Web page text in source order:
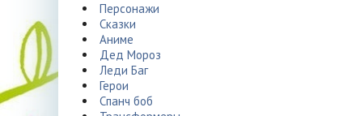
Персонажи
Сказки
Аниме
Дед Мороз
Леди Баг
Герои
Спанч боб